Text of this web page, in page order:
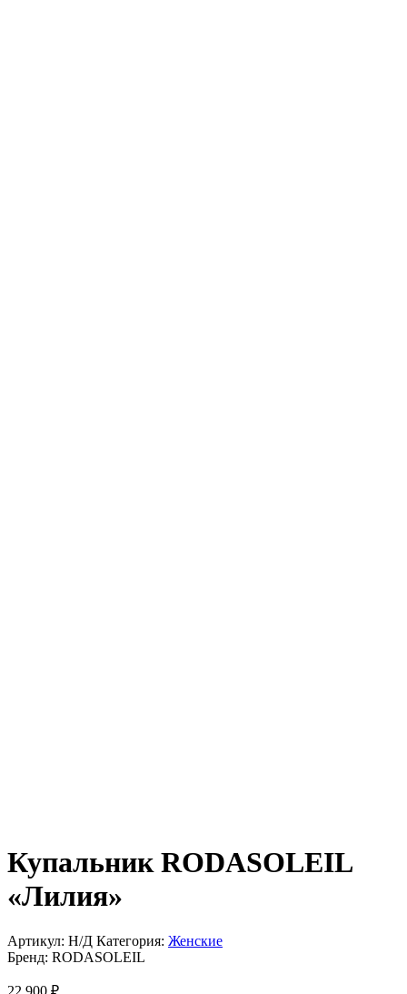
Купальник RODASOLEIL
«Лилия»
Артикул: Н/Д Категория: Женские
Бренд: RODASOLEIL
22 900 ₽